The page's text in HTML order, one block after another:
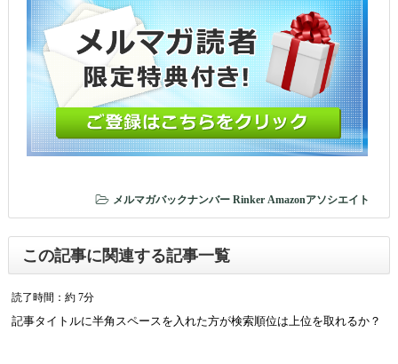
メルマガバックナンバー Rinker Amazonアソシエイト
この記事に関連する記事一覧
読了時間：約 7分
記事タイトルに半角スペースを入れた方が検索順位は上位を取れるか？